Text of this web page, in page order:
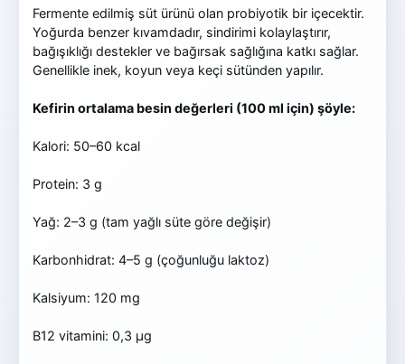
Fermente edilmiş süt ürünü olan probiyotik bir içecektir.
Yoğurda benzer kıvamdadır, sindirimi kolaylaştırır,
bağışıklığı destekler ve bağırsak sağlığına katkı sağlar.
Genellikle inek, koyun veya keçi sütünden yapılır.
Kefirin ortalama besin değerleri (100 ml için) şöyle:
Kalori: 50–60 kcal
Protein: 3 g
Yağ: 2–3 g (tam yağlı süte göre değişir)
Karbonhidrat: 4–5 g (çoğunluğu laktoz)
Kalsiyum: 120 mg
B12 vitamini: 0,3 µg